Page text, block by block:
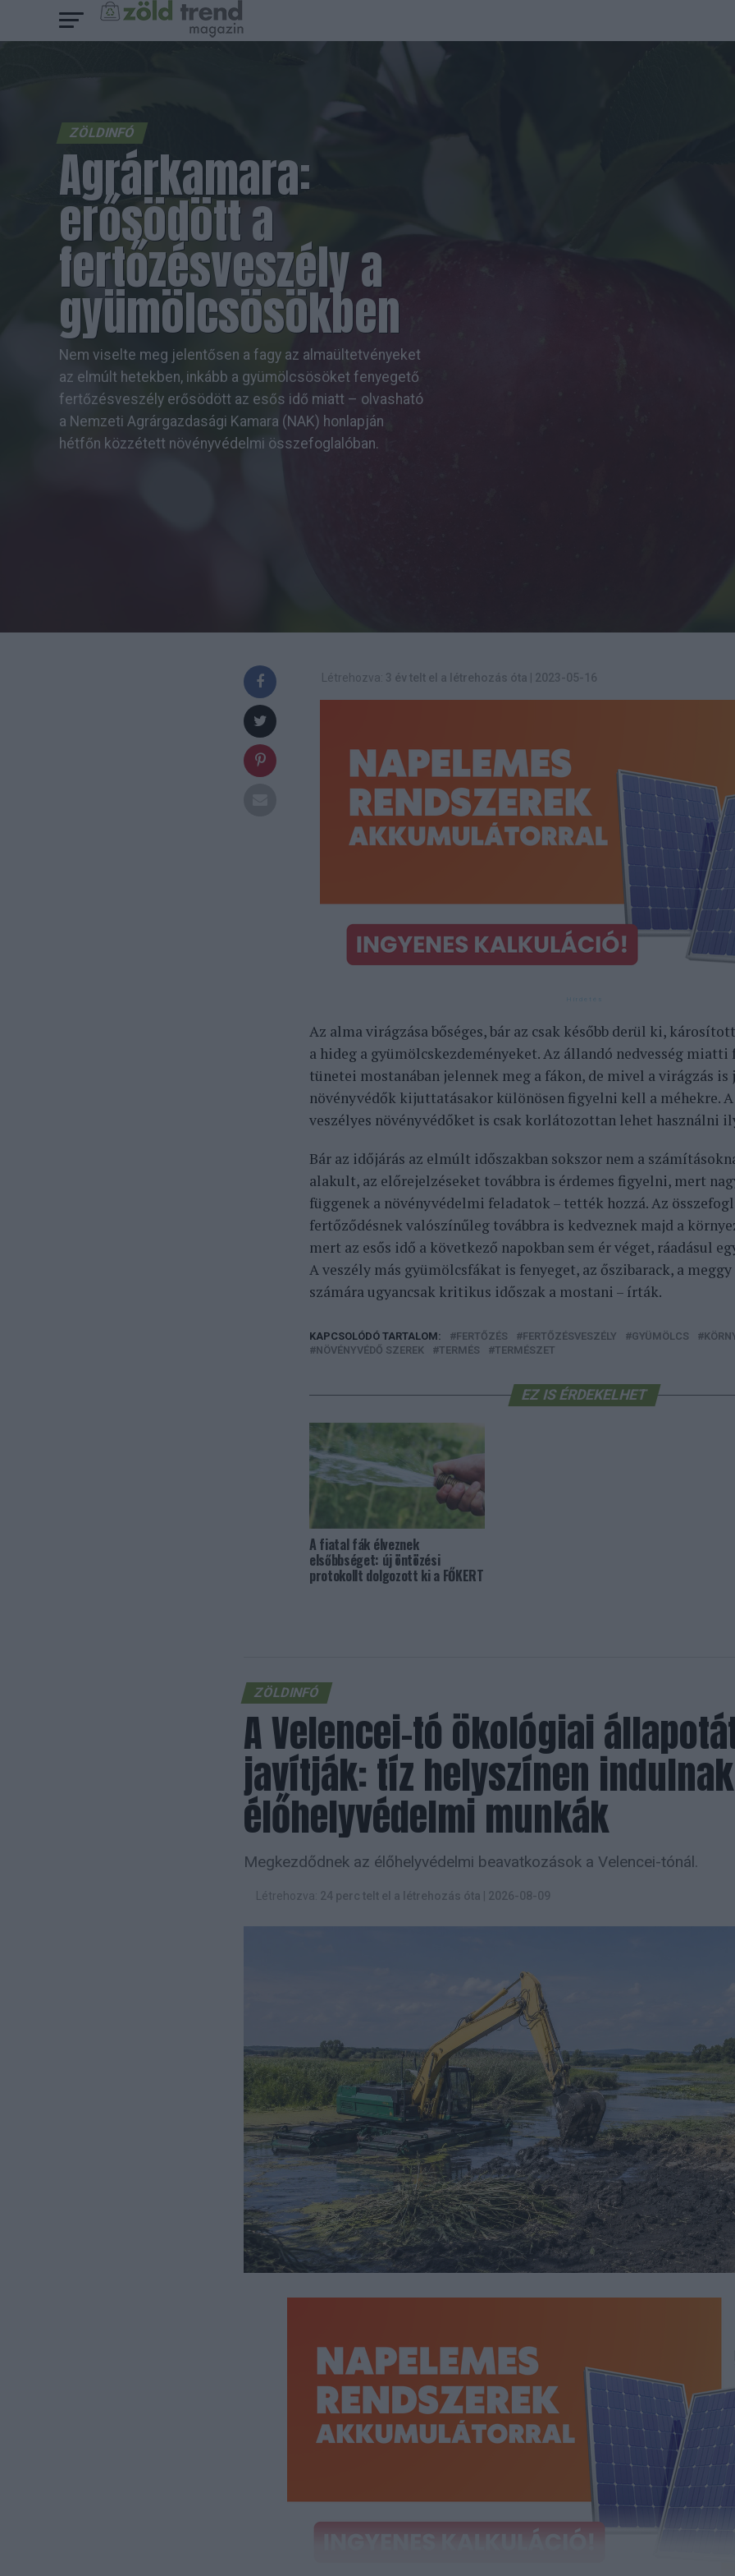
ZÖLDINFÓ
Agrárkamara:
erősödött a
fertőzésveszély a
gyümölcsösökben
Nem viselte meg jelentősen a fagy az almaültetvényeket
az elmúlt hetekben, inkább a gyümölcsösöket fenyegető
fertőzésveszély erősödött az esős idő miatt – olvasható
a Nemzeti Agrárgazdasági Kamara (NAK) honlapján
hétfőn közzétett növényvédelmi összefoglalóban.
Létrehozva: 3 év telt el a létrehozás óta 2023-05-16
Az alma virágzása bőséges, bár az csak később derül ki,
a hideg a gyümölcskezdeményeket. Az állandó nedvesség miatti
tünetei mostanában jelennek meg a fákon, de mivel a virágzás is
növényvédők kijuttatásakor különösen figyelni kell a méhekre.
veszélyes növényvédőket is csak korlátozottan lehet használni
Bár az időjárás az elmúlt időszakban sokszor nem a
alakult, az előrejelzéseket továbbra is érdemes figyelni, mert
függenek a növényvédelmi feladatok – tették hozzá. Az
fertőződésnek valószínűleg továbbra is kedveznek majd a
mert az esős idő a következő napokban sem ér véget, ráadásul
A veszély más gyümölcsfákat is fenyeget, az őszibarack, a meggy
számára ugyancsak kritikus időszak a mostani – írták.
KAPCSOLÓDÓ TARTALOM: FERTŐZÉS FERTŐZÉSVESZÉLY GYÜMÖLCS
NÖVÉNYVÉDŐ SZEREK
TERMÉS TERMÉSZET
EZ IS ÉRDEKELHET
A fiatal fák élveznek
elsőbbséget: új öntözési
protokollt dolgozott ki a FŐKERT
ZÖLDINFÓ
A Velencei-tó ökológiai
javítják: tíz helyszínen indulnak
élőhelyvédelmi munkák
Megkezdődnek az élőhelyvédelmi beavatkozások a Velencei-tónál.
Létrehozva: 24 perc telt el a létrehozás óta 2026-08-09